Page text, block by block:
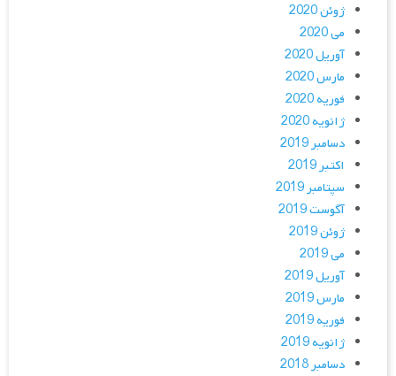
ژوئن 2020
می 2020
آوریل 2020
مارس 2020
فوریه 2020
ژانویه 2020
دسامبر 2019
اکتبر 2019
سپتامبر 2019
آگوست 2019
ژوئن 2019
می 2019
آوریل 2019
مارس 2019
فوریه 2019
ژانویه 2019
دسامبر 2018